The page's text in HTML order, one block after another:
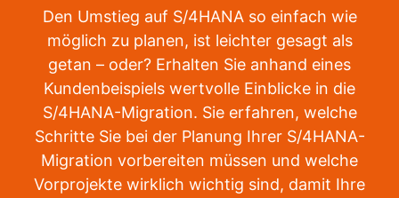
Den Umstieg auf S/4HANA so einfach wie
möglich zu planen, ist leichter gesagt als
getan – oder? Erhalten Sie anhand eines
Kundenbeispiels wertvolle Einblicke in die
S/4HANA-Migration. Sie erfahren, welche
Schritte Sie bei der Planung Ihrer S/4HANA-
Migration vorbereiten müssen und welche
Vorprojekte wirklich wichtig sind, damit Ihre